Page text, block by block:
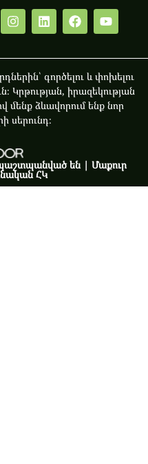
գործելու և փոխելու
Կրթության, իրազեկության
մենք ձևավորում ենք նոր
սերունդ։
պաշտպանված են | Մաքուր
ՀԿ